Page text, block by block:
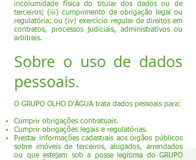
incolumidade física do titular dos dados ou de
terceiros; (iii) cumprimento de obrigação legal ou
regulatória; ou (iv) exercício regular de direitos em
contratos, processos judiciais, administrativos ou
arbitrais.
Sobre o uso de dados
pessoais.
O GRUPO OLHO D’ÁGUA trata dados pessoais para:
Cumprir obrigações contratuais.
Cumprir obrigações legais e regulatórias.
Prestar informações cadastrais aos órgãos públicos
sobre imóveis de terceiros, alugados, arrendados
ou que estejam sob a posse legítima do GRUPO